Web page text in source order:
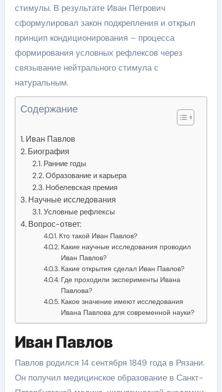
стимулы. В результате Иван Петрович
сформулировал закон подкрепления и открыл
принцип кондиционирования – процесса
формирования условных рефлексов через
связывание нейтрального стимула с
натуральным.
Содержание
Иван Павлов
Биография
Ранние годы
Образование и карьера
Нобелевская премия
Научные исследования
Условные рефлексы
Вопрос-ответ:
Кто такой Иван Павлов?
Какие научные исследования проводил
Иван Павлов?
Какие открытия сделал Иван Павлов?
Где проходили эксперименты Ивана
Павлова?
Какое значение имеют исследования
Ивана Павлова для современной науки?
Иван Павлов
Павлов родился 14 сентября 1849 года в Рязани.
Он получил медицинское образование в Санкт-